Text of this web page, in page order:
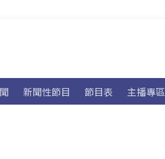
新聞性節目 節目表 主播專區